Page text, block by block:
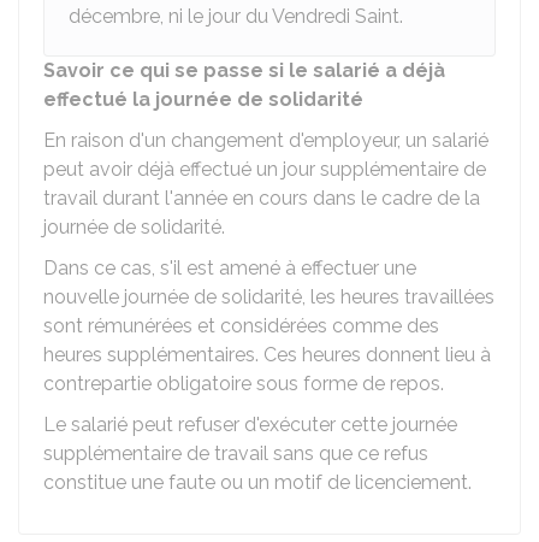
décembre, ni le jour du Vendredi Saint.
Savoir ce qui se passe si le salarié a déjà
effectué la journée de solidarité
En raison d'un changement d'employeur, un salarié
peut avoir déjà effectué un jour supplémentaire de
travail durant l'année en cours dans le cadre de la
journée de solidarité.
Dans ce cas, s'il est amené à effectuer une
nouvelle journée de solidarité, les heures travaillées
sont rémunérées et considérées comme des
heures supplémentaires. Ces heures donnent lieu à
contrepartie obligatoire sous forme de repos.
Le salarié peut refuser d'exécuter cette journée
supplémentaire de travail sans que ce refus
constitue une faute ou un motif de licenciement.